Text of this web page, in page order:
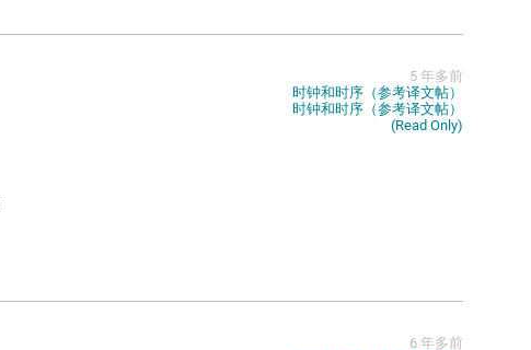
5 年多前
时钟和时序（参考译文帖）
时钟和时序（参考译文帖）
(Read Only)
6 年多前